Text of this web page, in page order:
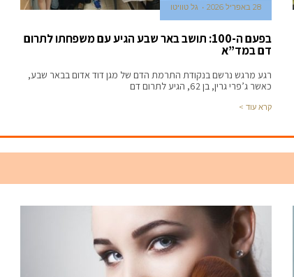
28 באפריל 2026 גל טוויטו
בפעם ה-100: תושב באר שבע הגיע עם משפחתו לתרום
דם במד”א
רגע מרגש נרשם בנקודת התרמת הדם של מגן דוד אדום בבאר שבע,
כאשר ג’פרי גרין, בן 62, הגיע לתרום דם
קרא עוד >